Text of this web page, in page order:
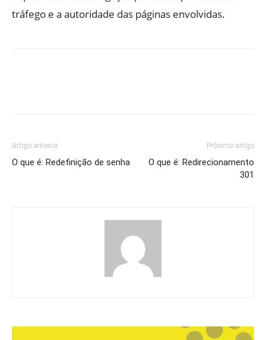
tráfego e a autoridade das páginas envolvidas.
Artigo anterior
O que é: Redefinição de senha
Próximo artigo
O que é: Redirecionamento
301